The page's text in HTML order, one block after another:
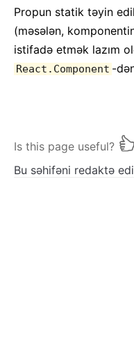
Propun statik təyin
(məsələn,
istifadə etmək lazım
React.Component -
Is this page useful?
Bu səhifəni redaktə